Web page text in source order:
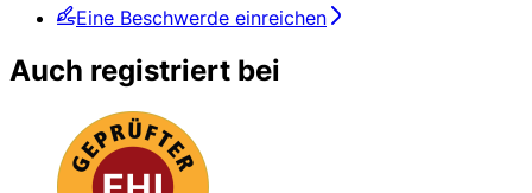
Eine Beschwerde einreichen
Auch registriert bei